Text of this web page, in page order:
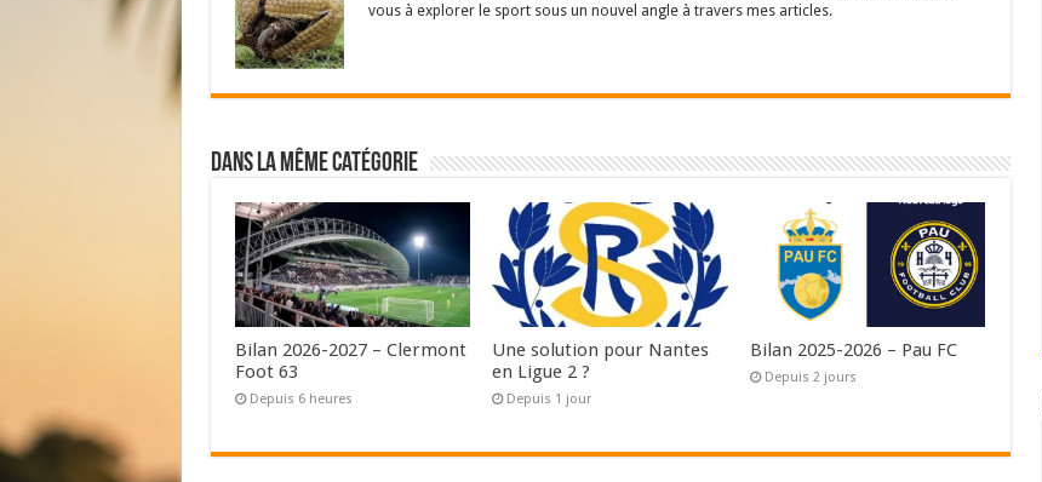
vous à explorer le sport sous un nouvel angle à travers mes articles.
Dans la même catégorie
Bilan 2026-2027 – Clermont
Foot 63
Depuis 6 heures
Une solution pour Nantes
en Ligue 2 ?
Depuis 1 jour
Bilan 2025-2026 – Pau FC
Depuis 2 jours